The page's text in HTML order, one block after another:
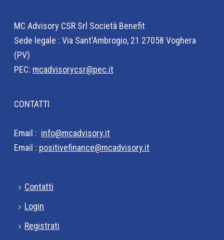
MC Advisory CSR Srl Società Benefit
Sede legale : Via Sant’Ambrogio, 21 27058 Voghera
(PV)
PEC: mcadvisorycsr@pec.it
CONTATTI
Email : info@mcadvisory.it
Email : positivefinance@mcadvisory.it
Contatti
Login
Registrati